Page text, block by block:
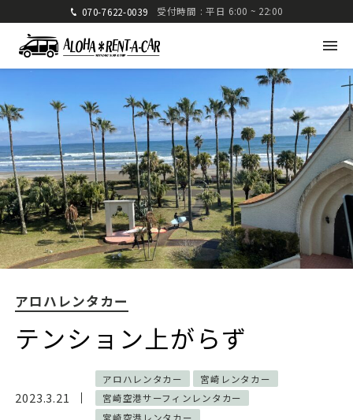
070-7622-0039 受付時間 : 平日 6:00 ~ 22:00
アロハレンタカー
テンション上がらず
2023.3.21
アロハレンタカー
宮崎レンタカー
宮崎空港サーフィンレンタカー
宮崎空港レンタカー
アロハレンタカー
〒880-0824 宮崎県宮崎市大島町高崎416-1
九州運輸局宮崎運輸支局 認可 第285号
TEL: 070-7622-0039
FAX: 0985-25-2832
車種・料金
お電話で問い合わせ